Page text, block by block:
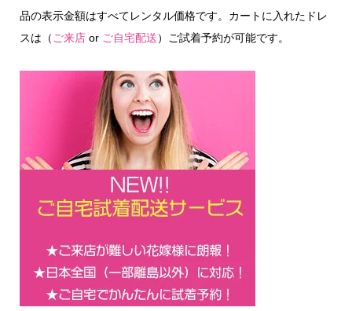
品の表示金額はすべてレンタル価格です。カートに入れたドレ
スは（ ご来店or ご自宅配送）ご試着予約が可能です。